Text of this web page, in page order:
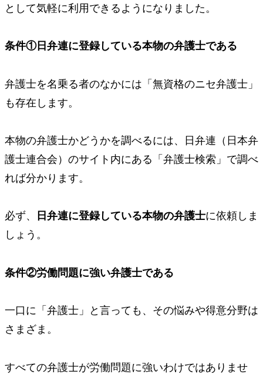
として気軽に利用できるようになりました。
条件①日弁連に登録している本物の弁護士である
弁護士を名乗る者のなかには 「無資格のニセ弁護士」
も存在します。
本物の弁護士かどうかを調べるには、日弁連（日本弁
護士連合会）のサイト内にある「弁護士検索」で調べ
れば分かります。
必ず、 日弁連に登録している本物の弁護士に依頼しま
しょう。
条件②労働問題に強い弁護士である
一口に「弁護士」と言っても、その悩みや得意分野は
さまざま。
すべての弁護士が労働問題に強いわけではありませ